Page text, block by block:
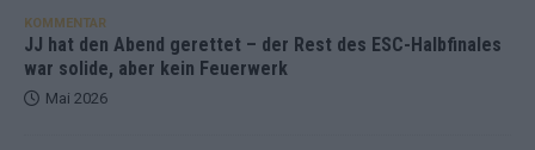
KOMMENTAR
JJ hat den Abend gerettet – der Rest des ESC-Halbfinales
war solide, aber kein Feuerwerk
Mai 2026